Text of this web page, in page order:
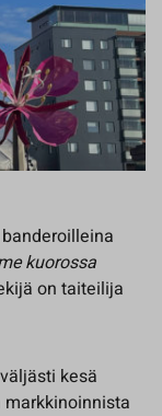
kuorossa
on taiteilija
kesä